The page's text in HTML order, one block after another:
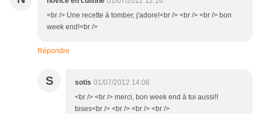
<br /> Une recette à tomber, j'adore!<br /> <br /> <br /> bon
week end!<br />
Répondre
S sotis 01/07/2012 14:06
<br /> <br /> merci, bon week end à toi aussi!!
bises<br /> <br /> <br /> <br />